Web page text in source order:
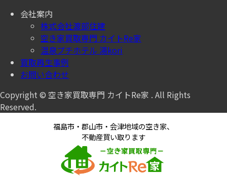
会社案内
株式会社渡部住建
空き家買取専門 カイトRe家
温泉プチホテル 湯kori
買取再生事例
お問い合わせ
Copyright © 空き家買取専門 カイトRe家 . All Rights
Reserved.
福島市・郡山市・会津地域の空き家、
不動産買い取ります